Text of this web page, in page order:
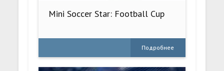
Mini Soccer Star: Football Cup
Подробнее